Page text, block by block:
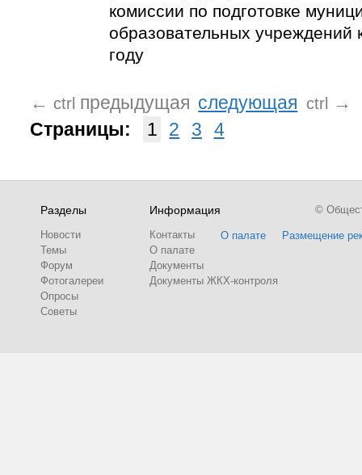
комиссии по подготовке
образовательных учреждений
году
← ctrl предыдущая следующая ctrl
→
Страницы:
1 2 3 4
Разделы
Новости
Темы
Форум
Фотогалереи
Опросы
Советы
Информация
Контакты
О палате
Документы
Документы ЖКХ-контроля
О палате Размещение
©